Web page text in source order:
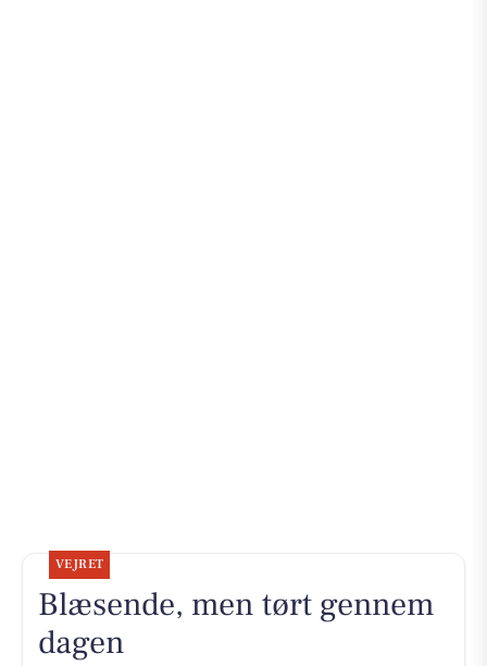
VEJRET
Blæsende, men tørt gennem
dagen